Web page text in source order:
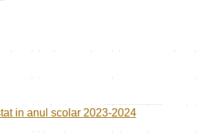
in anul scolar 2023-2024